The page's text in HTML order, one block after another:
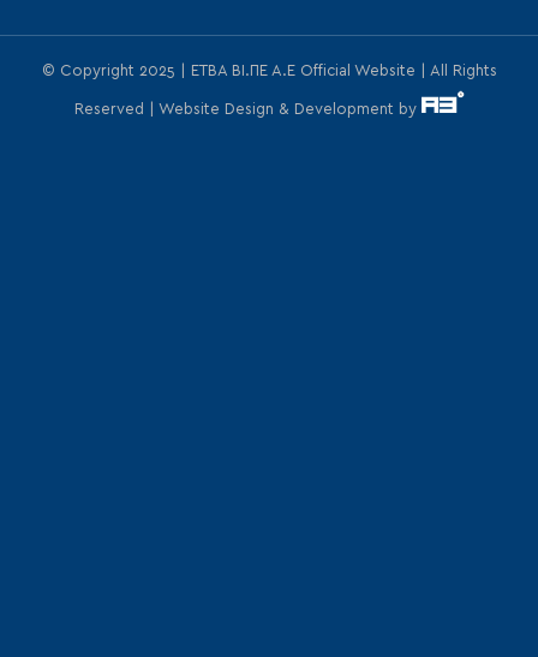
© Copyright 2025 | ΕΤΒΑ ΒΙ.ΠΕ Α.Ε Official Website | All Rights
Reserved | Website Design & Development by